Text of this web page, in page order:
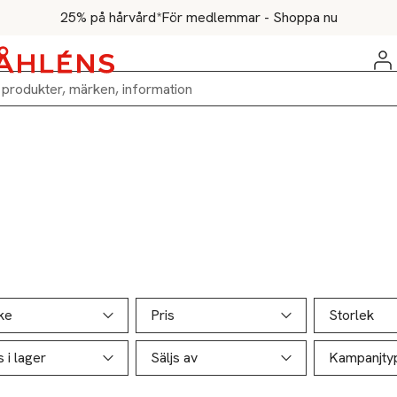
25% på hårvård*För medlemmar - Shoppa nu
produktsidan
Pris Storlek
i lager Säljs av
produkter